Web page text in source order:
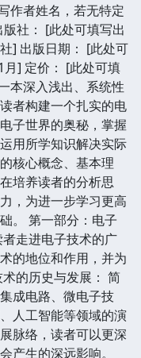
作者姓名，若无特定
社： [此处可填写出
] 出版日期： [此处可
] 定价： [此处可填
本深入浅出、系统性
者构建一个扎实的电
子世界的奥秘，掌握
用所学知识解决实际
核心概念、基本理
培养读者的分析思
，为进一步学习更高
。 第一部分：电子
走进电子技术的广
的地位和作用，并为
的历史与发展： 简
成电路、微电子技
人工智能等领域的演
脉络，读者可以更深
产生的深远影响。